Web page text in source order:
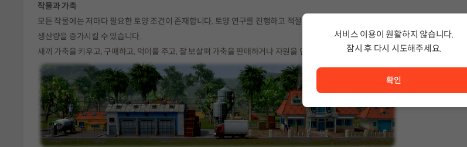
작물과 가축
모든 작물에는 저마다 필요한 토양 조건이 존재합니다. 토양 연구를 진행하고 적절한 비료를 사용해 토양 등급, pH, 질소 수준을 올리
생산량을 증가시킬 수 있습니다.
새끼 가축을 키우고, 구매하고, 먹이를 주고, 잘 보살펴 가축을 판매하거나 자원을 얻는 데 사용하세요.
서비스 이용이 원활하지 않습니다.
잠시 후 다시 시도해주세요.
확인